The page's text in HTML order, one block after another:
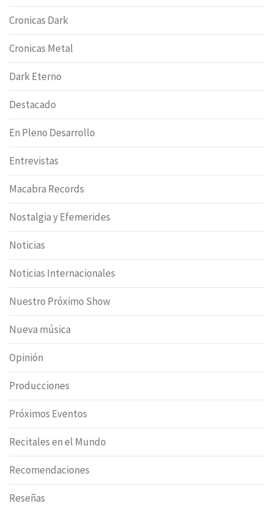
Cronicas Dark
Cronicas Metal
Dark Eterno
Destacado
En Pleno Desarrollo
Entrevistas
Macabra Records
Nostalgia y Efemerides
Noticias
Noticias Internacionales
Nuestro Próximo Show
Nueva música
Opinión
Producciones
Próximos Eventos
Recitales en el Mundo
Recomendaciones
Reseñas